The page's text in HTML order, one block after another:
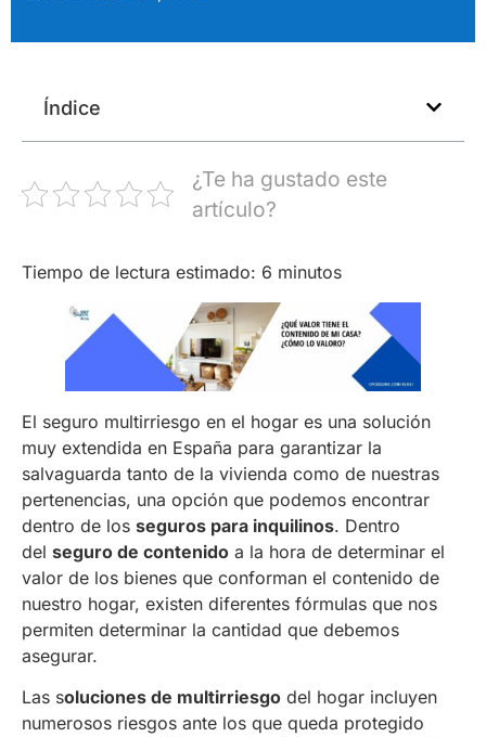
¿Te ha gustado este
artículo?
Tiempo de lectura estimado: 6 minutos
El seguro multirriesgo en el hogar es una solución
muy extendida en España para garantizar la
salvaguarda tanto de la vivienda como de nuestras
pertenencias, una opción que podemos encontrar
dentro de los seguros para inquilinos. Dentro
del seguro de contenido a la hora de determinar el
valor de los bienes que conforman el contenido de
nuestro hogar, existen diferentes fórmulas que nos
permiten determinar la cantidad que debemos
asegurar.
Las soluciones de multirriesgo del hogar incluyen
numerosos riesgos ante los que queda protegido
Índice